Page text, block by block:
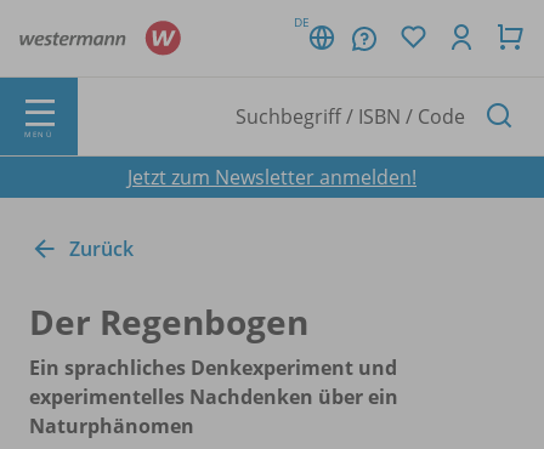
DE
MENÜ
Jetzt zum Newsletter anmelden!
Zurück
Der Regenbogen
Ein sprachliches Denkexperiment und
experimentelles Nachdenken über ein
Naturphänomen